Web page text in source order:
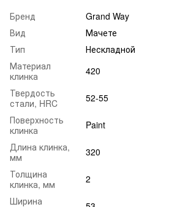
Бренд
Grand Way
Вид
Мачете
Тип
Нескладной
Материал
клинка
420
Твердость
стали, HRC
52-55
Поверхность
клинка
Paint
Длина клинка,
мм
320
Толщина
клинка, мм
2
Ширина